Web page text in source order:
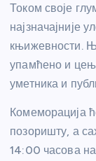
Током своје
најзначајније
књижевности.
упамћено и
уметника и
Комеморација
позоришту, а
14:00 часова